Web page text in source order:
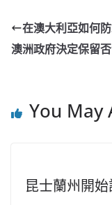
在澳大利亞如何
澳洲政府決定保留
You May
昆士蘭州開